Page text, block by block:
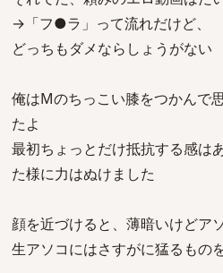
→「フ●ラ」って流れだけど、
どっちもダメならしょうがない
俺はMのちっこい膝をつかんで
たよ
最初ちょっとだけ抵抗する感は
た様に力はぬけました
顔を近づけると、薄暗いけどア
生アソコにはさすがに猛るもの